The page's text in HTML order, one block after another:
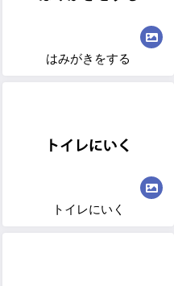
はみがきをする
トイレにいく